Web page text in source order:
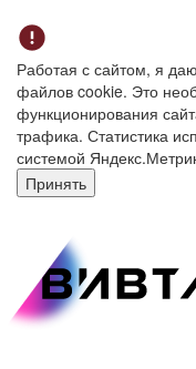
Работая с сайтом, я
файлов cookie. Это
функционирования
трафика. Статистика
системой
Принять